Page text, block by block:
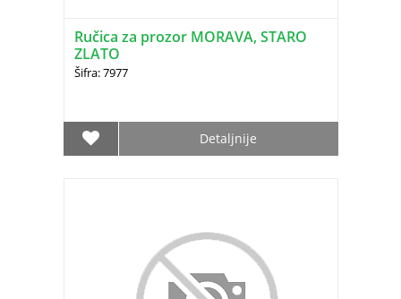
Ručica za prozor MORAVA, STARO
ZLATO
Šifra: 7977
Detaljnije